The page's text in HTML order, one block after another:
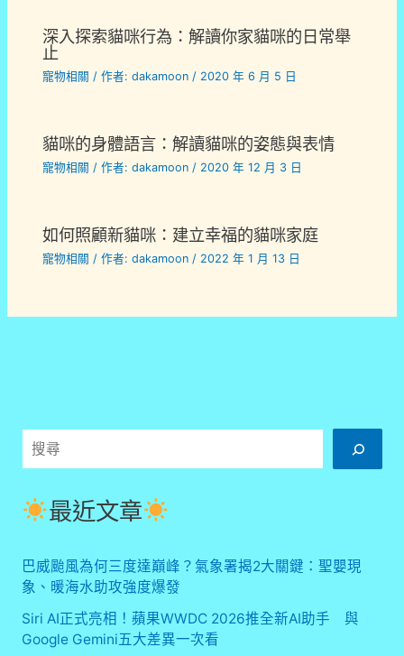
深入探索貓咪行為：解讀你家貓咪的日常舉
止
寵物相關 / 作者:dakamoon/ 2020 年 6 月 5 日
貓咪的身體語言：解讀貓咪的姿態與表情
寵物相關 / 作者:dakamoon/ 2020 年 12 月 3 日
如何照顧新貓咪：建立幸福的貓咪家庭
寵物相關 / 作者:dakamoon/ 2022 年 1 月 13 日
搜
尋
最近文章
巴威颱風為何三度達巔峰？氣象署揭2大關鍵：聖嬰現
象、暖海水助攻強度爆發
Siri AI正式亮相！蘋果WWDC 2026推全新AI助手 與
Google Gemini五大差異一次看